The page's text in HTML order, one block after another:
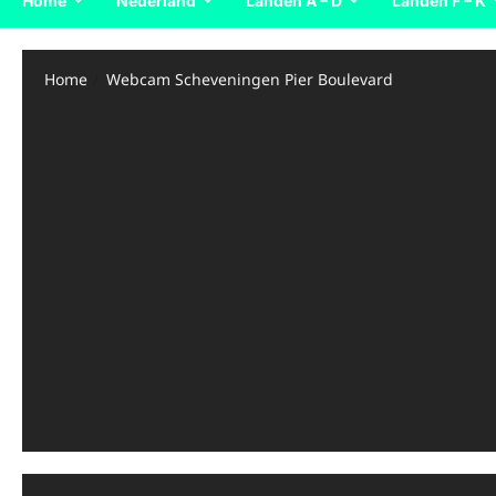
Home Webcam Scheveningen Pier Boulevard